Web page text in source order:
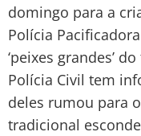
domingo para a
Polícia
‘peixes grandes’
Polícia Civil tem
deles rumou para
tradicional